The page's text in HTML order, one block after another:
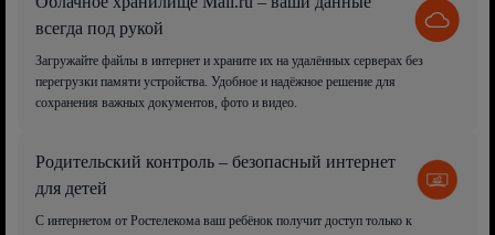
всегда под рукой
Загружайте файлы в интернет и храните их на удалённых серверах без
перегрузки памяти устройства. Удобное и надёжное решение для
сохранения важных документов, фото и видео.
Родительский контроль – безопасный интернет
для детей
С интернетом от Ростелекома ваш ребёнок получит доступ только к